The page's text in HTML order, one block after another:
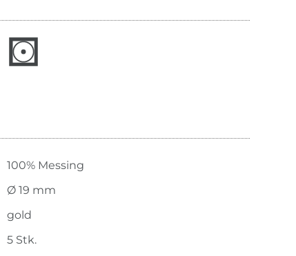
100% Messing
Ø 19 mm
gold
5 Stk.